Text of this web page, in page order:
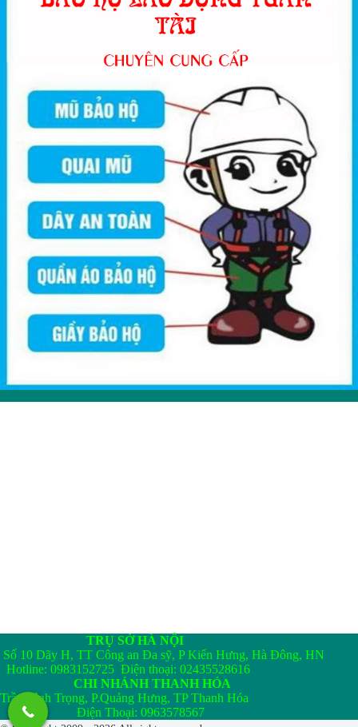
TRỤ SỞ HÀ NỘI
Số 10 Dãy H, TT Công an Đa sỹ, P Kiến Hưng, Hà Đông, HN
Hotline: 0983152725 Điện thoại: 02435528616
CHI NHÁNH THANH HÓA
Trần Bình Trọng, P.Quảng Hưng, TP Thanh Hóa
Điện Thoại: 0963578567